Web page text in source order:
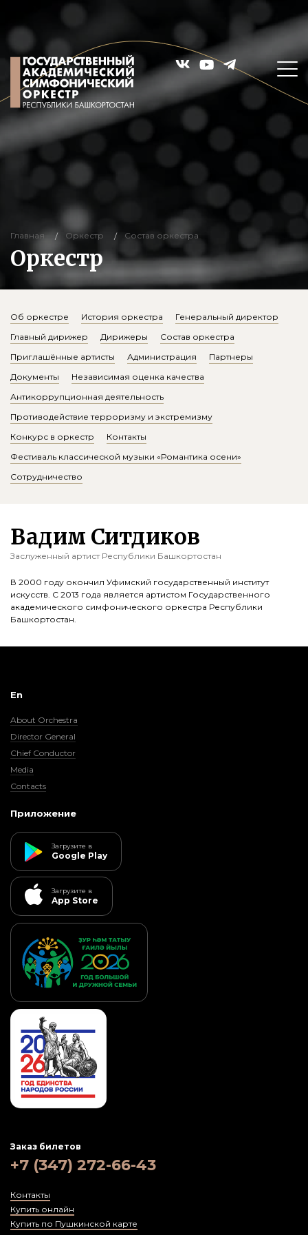
Главная Оркестр Состав оркестра
Оркестр
Об оркестре История оркестра
Генеральный директор
Главный дирижер
Дирижеры
Состав оркестра
Приглашённые артисты
Администрация
Партнеры
Документы
Независимая оценка качества
Антикоррупционная деятельность
Противодействие терроризму и экстремизму
Конкурс в оркестр
Контакты
Фестиваль классической музыки «Романтика осени»
Сотрудничество
Вадим Ситдиков
Заслуженный артист Республики Башкортостан
В 2000 году окончил Уфимский государственный институт
искусств. С 2013 года является артистом Государственного
академического симфонического оркестра Республики
Башкортостан.
En
About Orchestra
Director General
Chief Conductor
Media
Contacts
Приложение
Загрузите в
Google Play
Загрузите в
App Store
Заказ билетов
+7 (347) 272-66-43
Контакты
Купить онлайн
Купить по Пушкинской карте